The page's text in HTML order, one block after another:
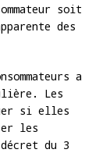
soit
des
a
Les
si elles
les
du 3